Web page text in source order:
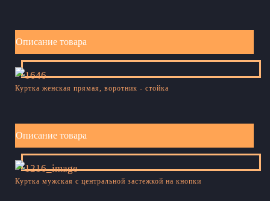
Описание товара
Куртка женская прямая, воротник - стойка
Описание товара
Куртка мужская с центральной застежкой на кнопки